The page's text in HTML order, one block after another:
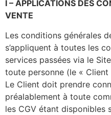
I – APPLICATIONS DES
VENTE
Les conditions générales
s’appliquent à toutes les
services passées via le
toute personne (le « Client
Le Client doit prendre
préalablement à toute
les CGV étant disponibles